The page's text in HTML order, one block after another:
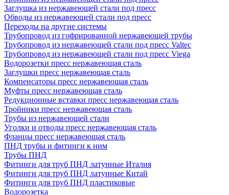
Заглушка из нержавеющей стали под пресс
Обводы из нержавеющей стали под пресс
Переходы на другие системы
Трубопровод из гофрированной нержавеющей трубы
Трубопровод из нержавеющей стали под пресс Valtec
Трубопровод из нержавеющей стали под пресс Viega
Водорозетки пресс нержавеющая сталь
Заглушки пресс нержавеющая сталь
Компенсаторы пресс нержавеющая сталь
Муфты пресс нержавеющая сталь
Редукционные вставки пресс нержавеющая сталь
Тройники пресс нержавеющая сталь
Трубы из нержавеющей стали
Уголки и отводы пресс нержавеющая сталь
Фланцы пресс нержавеющая сталь
ПНД трубы и фитинги к ним
Трубы ПНД
Фитинги для труб ПНД латунные Италия
Фитинги для труб ПНД латунные Китай
Фитинги для труб ПНД пластиковые
Водорозетка